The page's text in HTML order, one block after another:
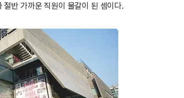
반 가까운 직원이 물갈이 된 셈이다.